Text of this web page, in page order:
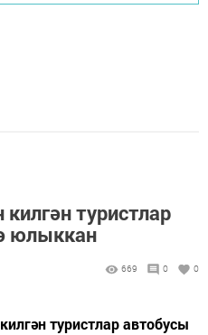
туристлар
юлыккан
669 0 0
туристлар автобусы